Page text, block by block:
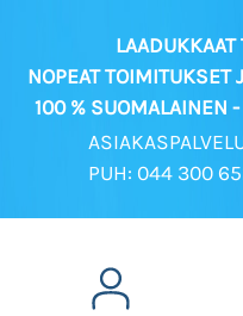
LAADUKKAAT
NOPEAT TOIMITUKSET
100 % SUOMALAINEN
PUH: 044 300